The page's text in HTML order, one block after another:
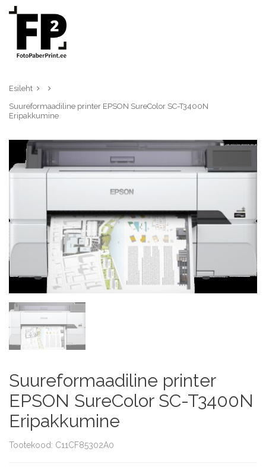
Esileht
Suureformaadiline printer EPSON SureColor SC-T3400N
Eripakkumine
Suureformaadiline printer
EPSON SureColor SC-T3400N
Eripakkumine
Tootekood: C11CF85302A0